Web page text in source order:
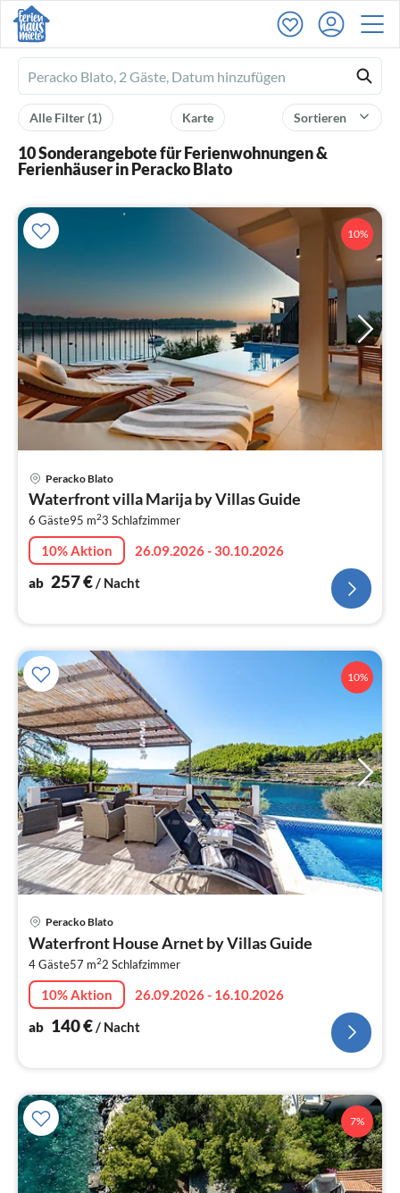
Ferienhausmiete
logo
Sortieren
Karte
Alle Filter(1)
10 Sonderangebote für Ferienwohnungen &
Ferienhäuser in Peracko Blato
10%
Peracko Blato
Waterfront villa Marija by Villas Guide
6 Gäste95 m23 Schlafzimmer
10% Aktion
26.09.2026 - 30.10.2026
ab 257€/ Nacht
10%
Peracko Blato
Waterfront House Arnet by Villas Guide
4 Gäste57 m22 Schlafzimmer
10% Aktion
26.09.2026 - 16.10.2026
ab 140€/ Nacht
7%